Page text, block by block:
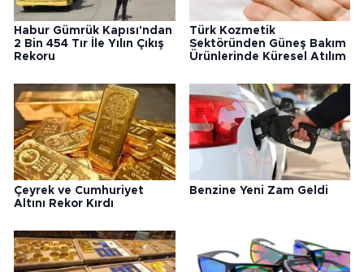
Habur Gümrük Kapısı'ndan
2 Bin 454 Tır İle Yılın Çıkış
Rekoru
Türk Kozmetik
Sektöründen Güneş Bakım
Ürünlerinde Küresel Atılım
Çeyrek ve Cumhuriyet
Altını Rekor Kırdı
Benzine Yeni Zam Geldi